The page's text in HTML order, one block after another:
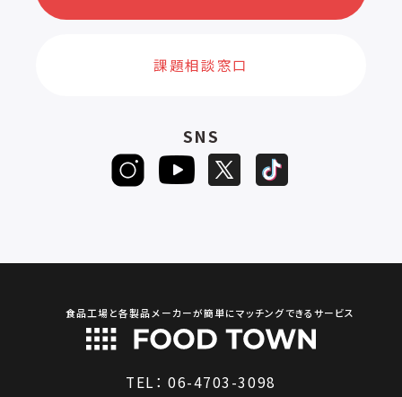
課題相談窓口
SNS
食品工場と各製品メーカーが簡単にマッチングできるサービス
TEL：06-4703-3098